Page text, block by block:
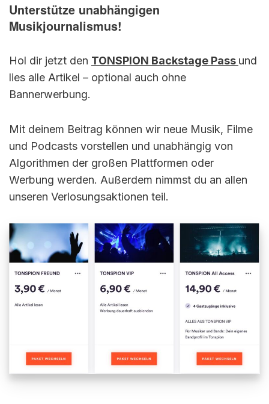
Unterstütze unabhängigen
Musikjournalismus!
Hol dir jetzt den TONSPION Backstage Pass und
lies alle Artikel – optional auch ohne
Bannerwerbung.
Mit deinem Beitrag können wir neue Musik, Filme
und Podcasts vorstellen und unabhängig von
Algorithmen der großen Plattformen oder
Werbung werden. Außerdem nimmst du an allen
unseren Verlosungsaktionen teil.